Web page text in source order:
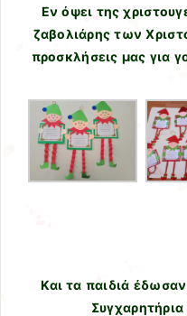
Εν όψει της
ζαβολιάρης των
προσκλήσεις μας για
Και τα παιδιά